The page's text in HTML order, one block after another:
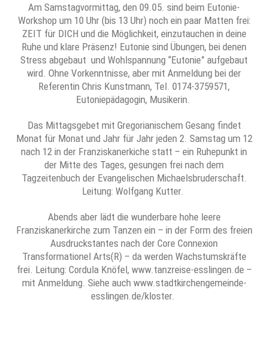
Am Samstagvormittag, den 09.05. sind beim Eutonie-
Workshop um 10 Uhr (bis 13 Uhr) noch ein paar Matten frei:
ZEIT für DICH und die Möglichkeit, einzutauchen in deine
Ruhe und klare Präsenz! Eutonie sind Übungen, bei denen
Stress abgebaut und Wohlspannung “Eutonie” aufgebaut
wird. Ohne Vorkenntnisse, aber mit Anmeldung bei der
Referentin Chris Kunstmann, Tel. 0174-3759571,
Eutoniepädagogin, Musikerin.
Das Mittagsgebet mit Gregorianischem Gesang findet
Monat für Monat und Jahr für Jahr jeden 2. Samstag um 12
nach 12 in der Franziskanerkiche statt – ein Ruhepunkt in
der Mitte des Tages, gesungen frei nach dem
Tagzeitenbuch der Evangelischen Michaelsbruderschaft.
Leitung: Wolfgang Kutter.
Abends aber lädt die wunderbare hohe leere
Franziskanerkirche zum Tanzen ein – in der Form des freien
Ausdruckstantes nach der Core Connexion
Transformationel Arts(R) – da werden Wachstumskräfte
frei. Leitung: Cordula Knöfel, www.tanzreise-esslingen.de –
mit Anmeldung. Siehe auch www.stadtkirchengemeinde-
esslingen.de/kloster.